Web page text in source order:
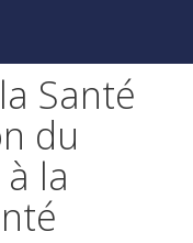
Santé
du
la